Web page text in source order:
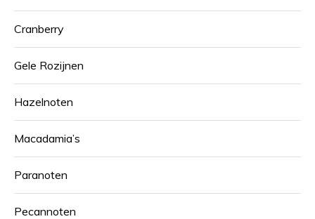
Cranberry
Gele Rozijnen
Hazelnoten
Macadamia’s
Paranoten
Pecannoten